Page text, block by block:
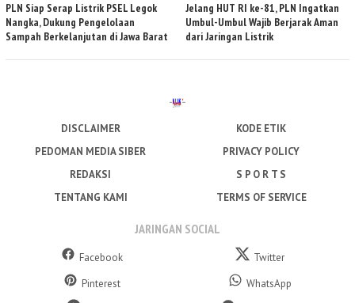
PLN Siap Serap Listrik PSEL Legok
Nangka, Dukung Pengelolaan
Sampah Berkelanjutan di Jawa Barat
Jelang HUT RI ke-81, PLN Ingatkan
Umbul-Umbul Wajib Berjarak Aman
dari Jaringan Listrik
DISCLAIMER
KODE ETIK
PEDOMAN MEDIA SIBER
PRIVACY POLICY
REDAKSI
S P O R T S
TENTANG KAMI
TERMS OF SERVICE
JARINGAN SOCIAL
Facebook
Twitter
Pinterest
WhatsApp